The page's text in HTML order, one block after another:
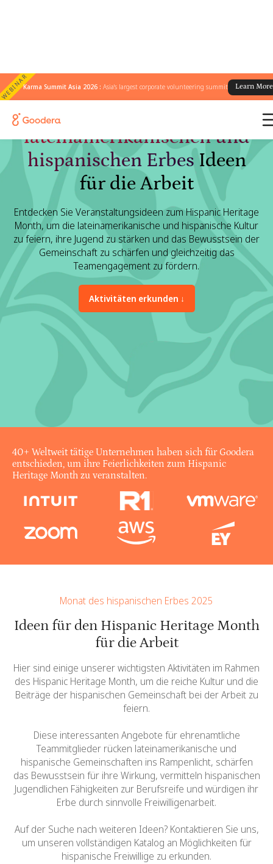
WEBINARKarma Summit Asia 2026 :Asia's largest corporate volunteering summit Learn More
Wirkungsvoll
lateinamerikanischen und
hispanischen Erbes Ideen
für die Arbeit
Entdecken Sie Veranstaltungsideen zum Hispanic Heritage
Month, um die lateinamerikanische und hispanische Kultur
zu feiern, ihre Jugend zu stärken und das Bewusstsein der
Gemeinschaft zu schärfen und gleichzeitig das
Teamengagement zu fördern.
Aktivitäten erkunden ↓
40+ Weltweit tätige Unternehmen haben sich für Goodera
entschieden, um ihre Feierlichkeiten zum Hispanic
Heritage Month zu veranstalten.
Monat des hispanischen Erbes 2025
Ideen für den Hispanic Heritage Month
für die Arbeit
Hier sind einige unserer wichtigsten Aktivitäten im Rahmen
des Hispanic Heritage Month, um die reiche Kultur und die
Beiträge der hispanischen Gemeinschaft bei der Arbeit zu
feiern.
Diese interessanten Angebote für ehrenamtliche
Teammitglieder rücken lateinamerikanische und
hispanische Gemeinschaften ins Rampenlicht, schärfen
das Bewusstsein für ihre Wirkung, vermitteln hispanischen
Jugendlichen Fähigkeiten zur Berufsreife und würdigen ihr
Erbe durch sinnvolle Freiwilligenarbeit.
Auf der Suche nach weiteren Ideen? Kontaktieren Sie uns,
um unseren vollständigen Katalog an Möglichkeiten für
hispanische Freiwillige zu erkunden.